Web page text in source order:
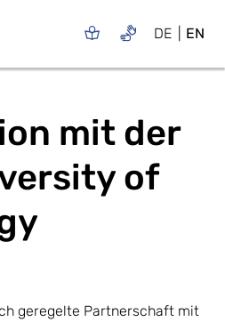
DE EN
mit der
of
geregelte Partnerschaft mit